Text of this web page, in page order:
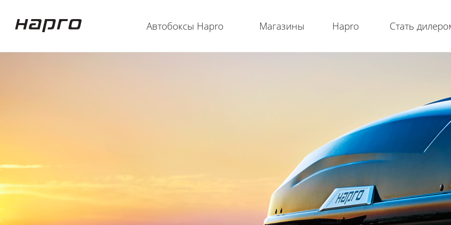
Автобоксы Hapro Магазины Hapro Стать